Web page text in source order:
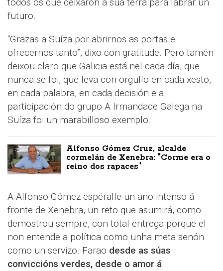
futuro.
“Grazas a Suíza por abrirnos as portas e
ofrecernos tanto”, dixo con gratitude. Pero tamén
deixou claro que Galicia está nel cada día, que
nunca se foi, que leva con orgullo en cada xesto,
en cada palabra, en cada decisión e a
participación do grupo A Irmandade Galega na
Suíza foi un marabilloso exemplo.
Alfonso Gómez Cruz, alcalde
cormelán de Xenebra: "Corme era o
reino dos rapaces"
A Alfonso Gómez espéralle un ano intenso á
fronte de Xenebra, un reto que asumirá, como
demostrou sempre, con total entrega porque el
non entende a política como unha meta senón
como un servizo. Farao desde as súas
conviccións verdes, desde o amor á